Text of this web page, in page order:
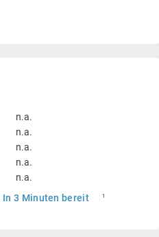
n.a.
n.a.
n.a.
n.a.
n.a.
In 3 Minuten bereit 1